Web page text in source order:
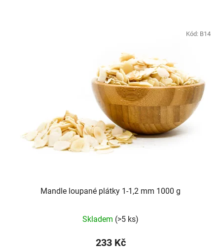
Mandle loupané plátky 1-1,2 mm 1000 g
Skladem (>5 ks)
233 Kč
Kód: B14